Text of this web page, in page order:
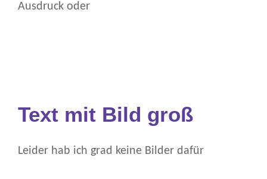
Ausdruck oder
Text mit Bild groß
Leider hab ich grad keine Bilder dafür